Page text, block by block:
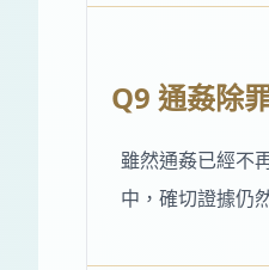
Q9 通姦除
雖然通姦已經不
中，確切證據仍